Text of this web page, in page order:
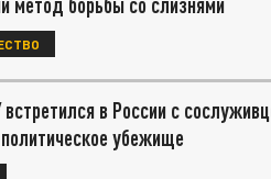
в России с
убежище